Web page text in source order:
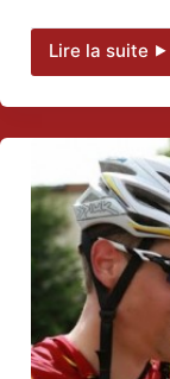
Lire la suite ⯈
Des
venus
la
famille
ECSEL